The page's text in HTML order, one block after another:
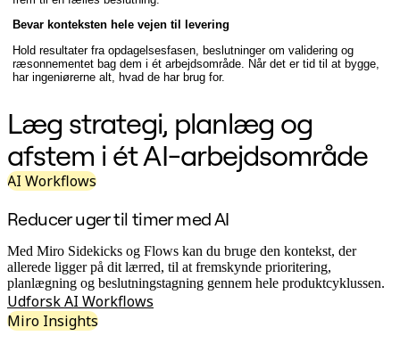
Prototypes og Wireframes
Kundes rutekort
Forskningssyntese
Designworkshops
Målplanlægning
Org.design
Løsninger
Efter forretningssegment
Efter branche
Professionelle tjenester
Produktion
Detail
Finansielle tjenester
Bevar konteksten hele vejen til levering
Hold resultater fra opdagelsesfasen, beslutninger om validering og
ræsonnementet bag dem i ét arbejdsområde. Når det er tid til at bygge,
har ingeniørerne alt, hvad de har brug for.
Læg strategi, planlæg og
afstem i ét AI-arbejdsområde
AI Workflows
Reducer uger til timer med AI
Med Miro Sidekicks og Flows kan du bruge den kontekst, der
allerede ligger på dit lærred, til at fremskynde prioritering,
planlægning og beslutningstagning gennem hele produktcyklussen.
Udforsk AI Workflows
Miro Insights